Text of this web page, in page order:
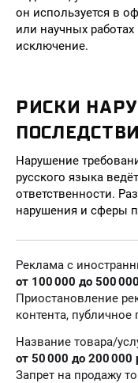
он используется в
или научных
исключение.
РИСКИ
Нарушение
русского языка
ответственности.
нарушения и сферы
Реклама с
от 100 000 до 500
Приостановление
контента,
Название товара/
от 50 000 до 200 000
Запрет на продажу